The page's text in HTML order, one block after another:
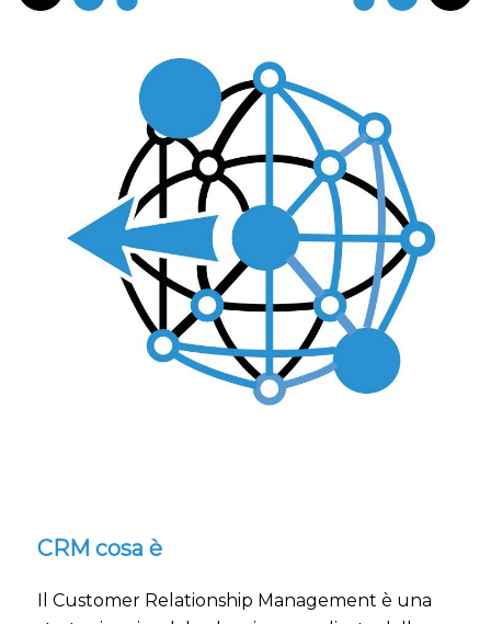
CRM cosa è
Il Customer Relationship Management è una